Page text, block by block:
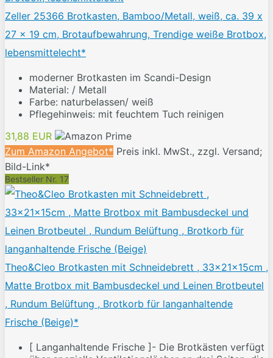
Zeller 25366 Brotkasten, Bamboo/Metall, weiß, ca. 39 x
27 x 19 cm, Brotaufbewahrung, Trendige weiße Brotbox,
lebensmittelecht*
moderner Brotkasten im Scandi-Design
Material: / Metall
Farbe: naturbelassen/ weiß
Pflegehinweis: mit feuchtem Tuch reinigen
31,88 EUR
Zum Amazon Angebot* Preis inkl. MwSt., zzgl. Versand;
Bild-Link*
Bestseller Nr. 17
Theo&Cleo Brotkasten mit Schneidebrett , 33x21x15cm ,
Matte Brotbox mit Bambusdeckel und Leinen Brotbeutel
, Rundum Belüftung , Brotkorb für langanhaltende
Frische (Beige)*
[ Langanhaltende Frische ]- Die Brotkästen verfügt